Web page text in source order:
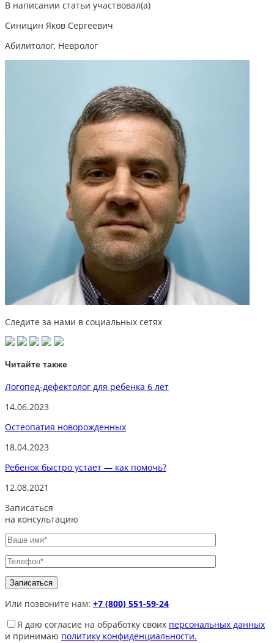
В написании статьи участвовал(а)
Синицин Яков Сергеевич
Абилитолог, Невролог
Следите за нами в социальных сетях
Читайте также
Логопед-дефектолог для ребенка 6 лет
14.06.2023
Остеопатия новорожденных
18.04.2023
Ребенок быстро устает — как помочь?
12.08.2021
Записаться
на консультацию
Или позвоните нам: +7 (800) 551-59-24
Я даю согласие на обработку своих персональных данных
и принимаю политику конфиденциальности.